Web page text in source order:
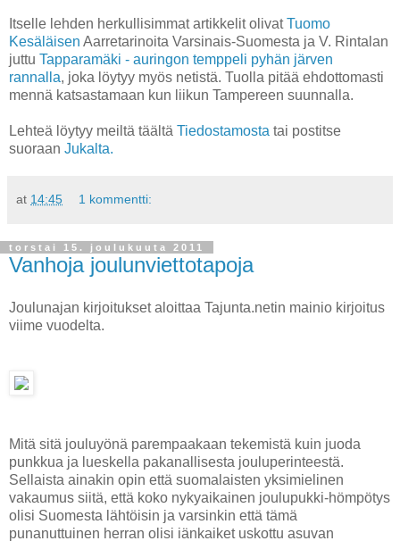
Itselle lehden herkullisimmat artikkelit olivatTuomo
Kesäläisen Aarretarinoita Varsinais-Suomesta ja V. Rintalan
juttu Tapparamäki - auringon temppeli pyhän järven
rannalla, joka löytyy myös netistä. Tuolla pitää ehdottomasti
mennä katsastamaan kun liikun Tampereen suunnalla.
Lehteä löytyy meiltä täältä Tiedostamosta tai postitse
suoraan Jukalta.
at 14:45 1 kommentti:
torstai 15. joulukuuta 2011
Vanhoja joulunviettotapoja
Joulunajan kirjoitukset aloittaa Tajunta.netin mainio kirjoitus
viime vuodelta.
Mitä sitä jouluyönä parempaakaan tekemistä kuin juoda
punkkua ja lueskella pakanallisesta jouluperinteestä.
Sellaista ainakin opin että suomalaisten yksimielinen
vakaumus siitä, että koko nykyaikainen joulupukki-hömpötys
olisi Suomesta lähtöisin ja varsinkin että tämä
punanuttuinen herran olisi iänkaiket uskottu asuvan